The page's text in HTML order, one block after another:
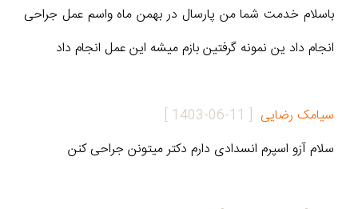
باسلام خدمت شما من پارسال در بهمن ماه واسم عمل جراحی
انجام داد ین نمونه گرفتین بازم میشه این عمل انجام داد
سیامک رضایی [
1403-06-11
]
سلام آزو اسپرم انسدادی دارم دکتر میتونن جراحی کنن